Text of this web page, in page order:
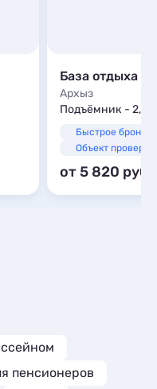
База отдыха
Архыз
Подъёмник - 2,0
Быстрое
Объект проверен
от 5 820
пенсионеров